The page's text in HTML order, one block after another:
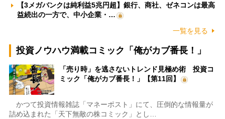
【3メガバンクは純利益5兆円超】銀行、商社、ゼネコンは最高
益続出の一方で、中小企業・…
一覧を見る
投資ノウハウ満載コミック「俺がカブ番長！」
「売り時」を逃さないトレンド見極め術 投資コ
ミック「俺がカブ番長！」【第11回】
かつて投資情報雑誌「マネーポスト」にて、圧倒的な情報量が
詰め込まれた「天下無敵の株コミック」とし…